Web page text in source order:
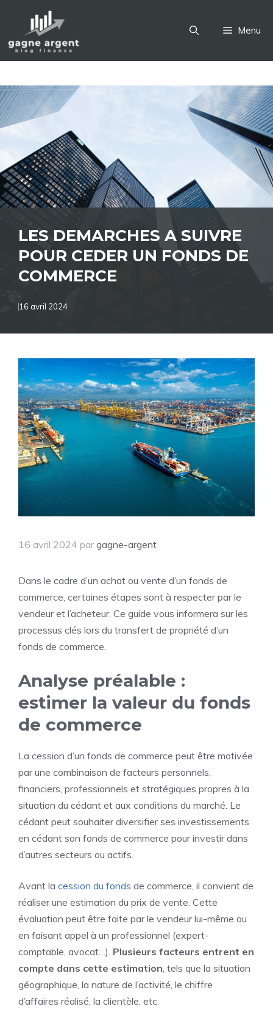
contenu
Menu
LES DEMARCHES A SUIVRE
POUR CEDER UN FONDS DE
COMMERCE
16 avril 2024
16 avril 2024 par gagne-argent
Dans le cadre d’un achat ou vente d’un fonds de
commerce, certaines étapes sont à respecter par le
vendeur et l’acheteur. Ce guide vous informera sur les
processus clés lors du transfert de propriété d’un
fonds de commerce.
Analyse préalable :
estimer la valeur du fonds
de commerce
La cession d’un fonds de commerce peut être motivée
par une combinaison de facteurs personnels,
financiers, professionnels et stratégiques propres à la
situation du cédant et aux conditions du marché. Le
cédant peut souhaiter diversifier ses investissements
en cédant son fonds de commerce pour investir dans
d’autres secteurs ou actifs.
Avant la cession du fonds de commerce, il convient de
réaliser une estimation du prix de vente. Cette
évaluation peut être faite par le vendeur lui-même ou
en faisant appel à un professionnel (expert-
comptable, avocat…). Plusieurs facteurs entrent en
compte dans cette estimation , tels que la situation
géographique, la nature de l’activité, le chiffre
d’affaires réalisé, la clientèle, etc.